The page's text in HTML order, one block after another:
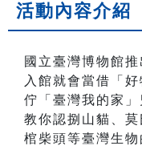
活動內容介紹
國立臺灣博物館
入館就會當借「
佇「臺灣我的家」
教你認捌山貓、莫
棺柴頭等臺灣生物